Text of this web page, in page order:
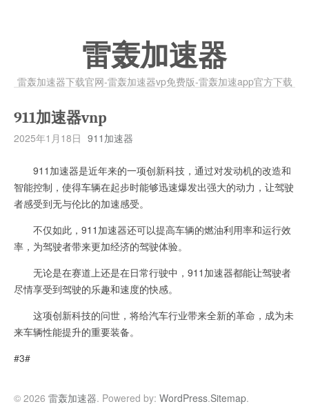
雷轰加速器
雷轰加速器下载官网-雷轰加速器vp免费版-雷轰加速app官方下载
911加速器vnp
2025年1月18日 911加速器
911加速器是近年来的一项创新科技，通过对发动机的改造和
智能控制，使得车辆在起步时能够迅速爆发出强大的动力，让驾驶
者感受到无与伦比的加速感受。
不仅如此，911加速器还可以提高车辆的燃油利用率和运行效
率，为驾驶者带来更加经济的驾驶体验。
无论是在赛道上还是在日常行驶中，911加速器都能让驾驶者
尽情享受到驾驶的乐趣和速度的快感。
这项创新科技的问世，将给汽车行业带来全新的革命，成为未
来车辆性能提升的重要装备。
#3#
© 2026 雷轰加速器. Powered by: WordPress.Sitemap.